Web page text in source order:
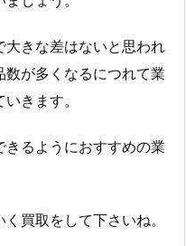
きな差はないと思われ
数が多くなるにつれて業
きます。
るようにおすすめの業
買取をして下さいね。